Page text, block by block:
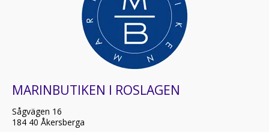
MARINBUTIKEN I ROSLAGEN
Sågvägen 16
184 40 Åkersberga